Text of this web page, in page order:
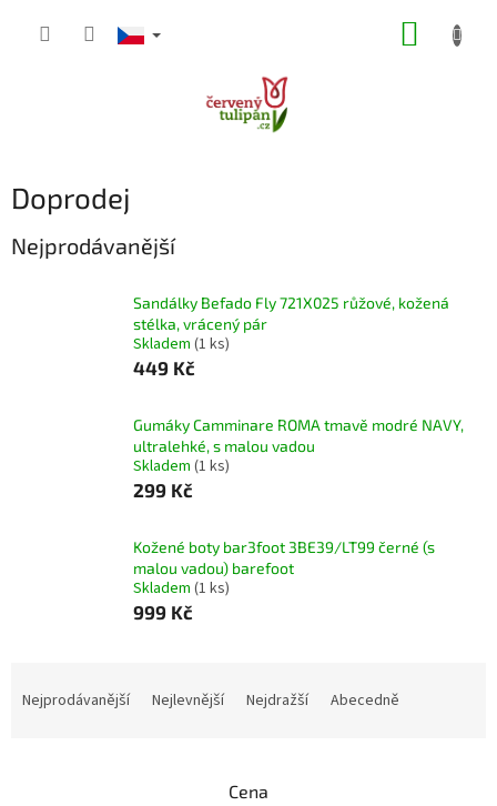
Doprodej
Nejprodávanější
Sandálky Befado Fly 721X025 růžové, kožená
stélka, vrácený pár
Skladem (1 ks)
449 Kč
Gumáky Camminare ROMA tmavě modré NAVY,
ultralehké, s malou vadou
Skladem (1 ks)
299 Kč
Kožené boty bar3foot 3BE39/LT99 černé (s
malou vadou) barefoot
Skladem (1 ks)
999 Kč
Nejprodávanější Nejlevnější Nejdražší Abecedně
Cena